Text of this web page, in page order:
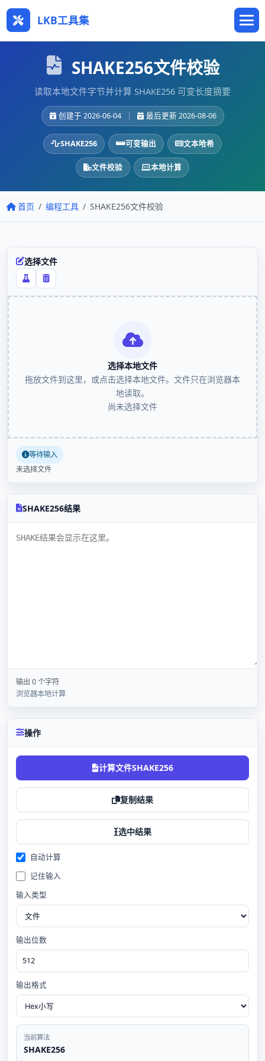
LKB工具集
SHAKE256文件校验
读取本地文件字节并计算 SHAKE256 可变长度摘要
创建于 2026-06-04 | 最后更新 2026-08-06
SHAKE256 可变输出 文本哈希
文件校验 本地计算
首页 编程工具 SHAKE256文件校验
选择文件
选择本地文件
拖放文件到这里，或点击选择本地文件。文件只在浏览器本
地读取。
尚未选择文件
等待输入
未选择文件
操作
计算文件SHAKE256
复制结果
选中结果
自动计算
记住输入
输入类型
输出位数
输出格式
当前算法
SHAKE256
SHAKE256结果
输出 0 个字符
浏览器本地计算